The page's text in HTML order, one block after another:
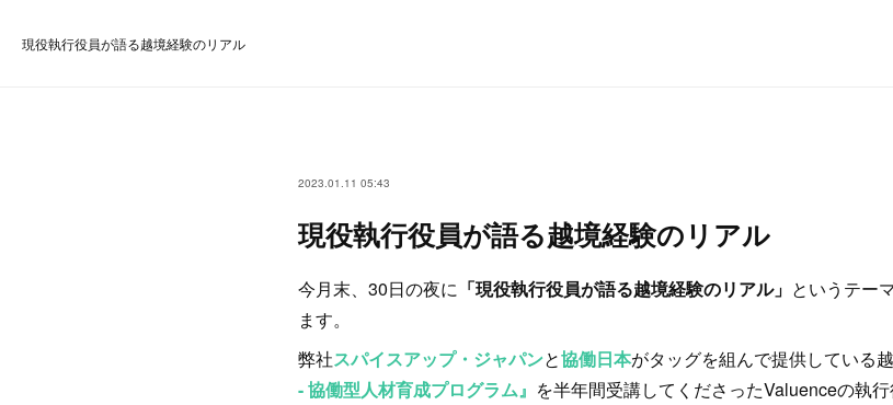
現役執行役員が語る越境経験のリアル
2023.01.11 05:43
現役執行役員が語る越境経験のリアル
今月末、30日の夜に 「現役執行役員が語る越境経験のリアル」 というテー
ます。
弊社スパイスアップ・ジャパンと協働日本がタッグを組んで提供している
- 協働型人材育成プログラム』 を半年間受講してくださったValuenceの執